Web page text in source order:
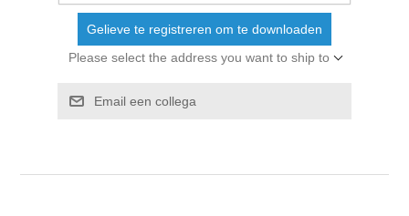
Gelieve te registreren om te downloaden
Please select the address you want to ship to
Email een collega